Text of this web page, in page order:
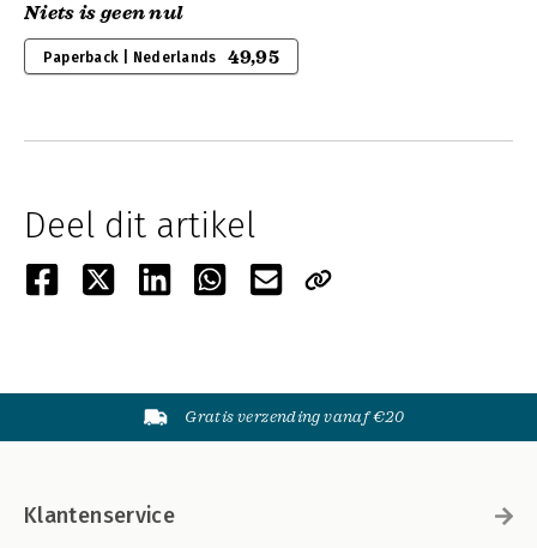
Niets is geen nul
Paperback | Nederlands 49,95
Deel dit artikel
Gratis verzending vanaf €20
Klantenservice